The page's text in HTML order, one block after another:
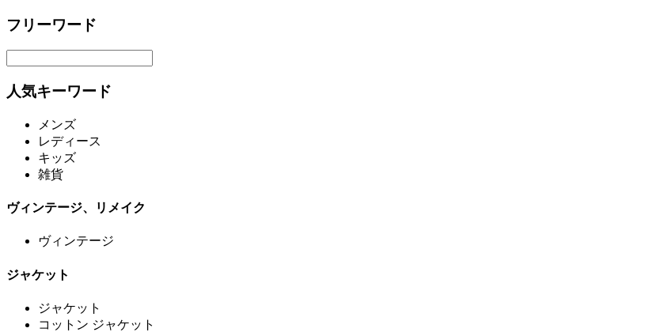
フリーワード
人気キーワード
メンズ
レディース
キッズ
雑貨
ヴィンテージ、リメイク
ヴィンテージ
ジャケット
ジャケット
コットン ジャケット